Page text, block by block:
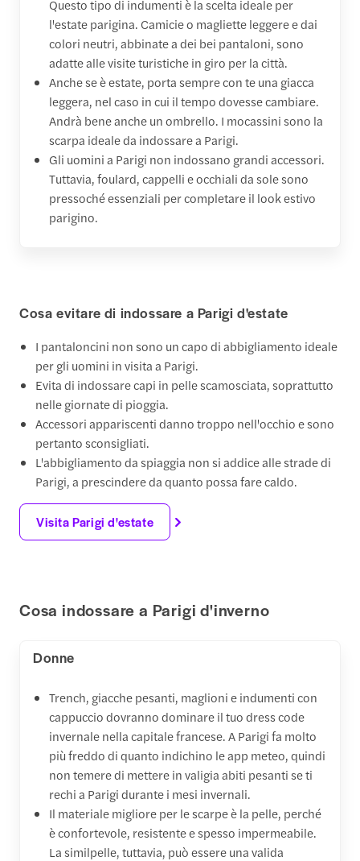
Questo tipo di indumenti è la scelta ideale per
l'estate parigina. Camicie o magliette leggere e dai
colori neutri, abbinate a dei bei pantaloni, sono
adatte alle visite turistiche in giro per la città.
Anche se è estate, porta sempre con te una giacca
leggera, nel caso in cui il tempo dovesse cambiare.
Andrà bene anche un ombrello. I mocassini sono la
scarpa ideale da indossare a Parigi.
Gli uomini a Parigi non indossano grandi accessori.
Tuttavia, foulard, cappelli e occhiali da sole sono
pressoché essenziali per completare il look estivo
parigino.
Cosa evitare di indossare a Parigi d'estate
I pantaloncini non sono un capo di abbigliamento ideale
per gli uomini in visita a Parigi.
Evita di indossare capi in pelle scamosciata, soprattutto
nelle giornate di pioggia.
Accessori appariscenti danno troppo nell'occhio e sono
pertanto sconsigliati.
L'abbigliamento da spiaggia non si addice alle strade di
Parigi, a prescindere da quanto possa fare caldo.
Visita Parigi d'estate
Cosa indossare a Parigi d'inverno
Donne
Trench, giacche pesanti, maglioni e indumenti con
cappuccio dovranno dominare il tuo dress code
invernale nella capitale francese. A Parigi fa molto
più freddo di quanto indichino le app meteo, quindi
non temere di mettere in valigia abiti pesanti se ti
rechi a Parigi durante i mesi invernali.
Il materiale migliore per le scarpe è la pelle, perché
è confortevole, resistente e spesso impermeabile.
La similpelle, tuttavia, può essere una valida